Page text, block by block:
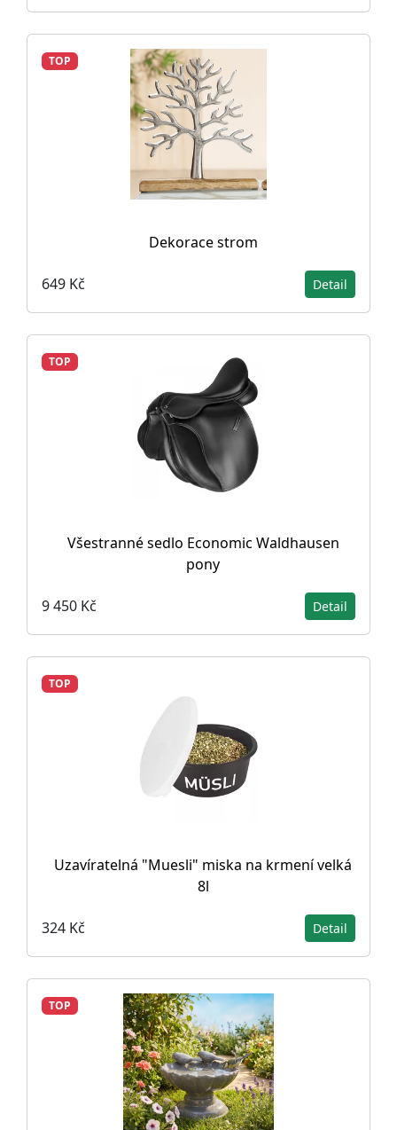
TOP
Dekorace strom
649 Kč Detail
TOP
Všestranné sedlo Economic Waldhausen
pony
9 450 Kč Detail
TOP
Uzavíratelná "Muesli" miska na krmení velká
8l
324 Kč Detail
TOP